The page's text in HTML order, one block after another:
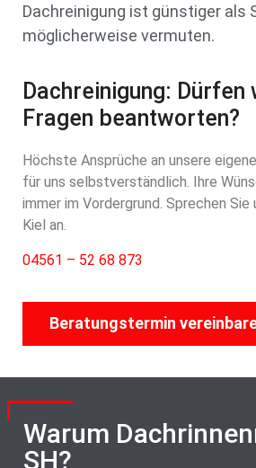
Dachreinigung ist günstiger als
möglicherweise vermuten.
Dachreinigung: Dürfen
Fragen beantworten?
Höchste Ansprüche an unsere
für uns selbstverständlich. Ihre
immer im Vordergrund. Sprechen
Kiel an.
04561 – 52 68 873
Beratungstermin
Warum
SH?